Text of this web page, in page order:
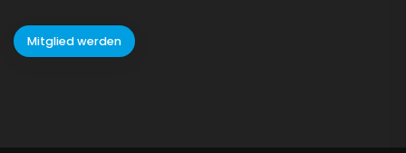
Mitglied werden